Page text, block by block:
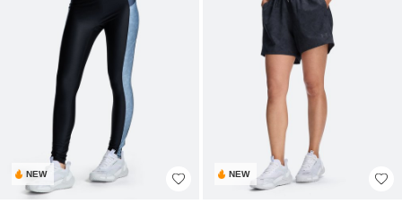
NEW NEW